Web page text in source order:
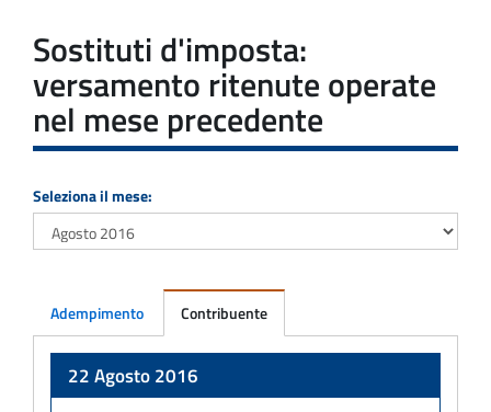
Sostituti d'imposta:
versamento ritenute operate
nel mese precedente
Seleziona il mese:
Adempimento Contribuente
22 Agosto 2016